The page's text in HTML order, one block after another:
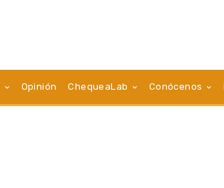
Opinión ChequeaLab Conócenos